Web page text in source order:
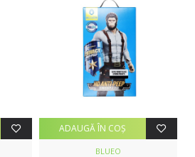
BLUEO
ADAUGĂ ÎN COŞ